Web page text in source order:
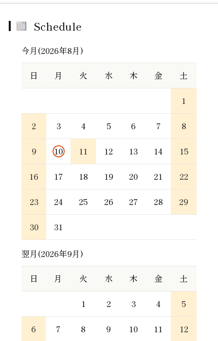
Schedule
今月(2026年8月)
日 月 火 水 木 金 土
1
2 3 4 5 6 7 8
9 10 11 12 13 14 15
16 17 18 19 20 21 22
23 24 25 26 27 28 29
30 31
翌月(2026年9月)
日 月 火 水 木 金 土
1 2 3 4 5
6 7 8 9 10 11 12